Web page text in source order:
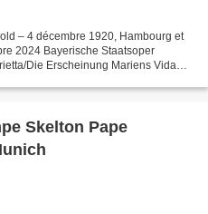
– 4 décembre 1920, Hambourg et
2024 Bayerische Staatsoper
Die Erscheinung Mariens Vida
Skelton Pape